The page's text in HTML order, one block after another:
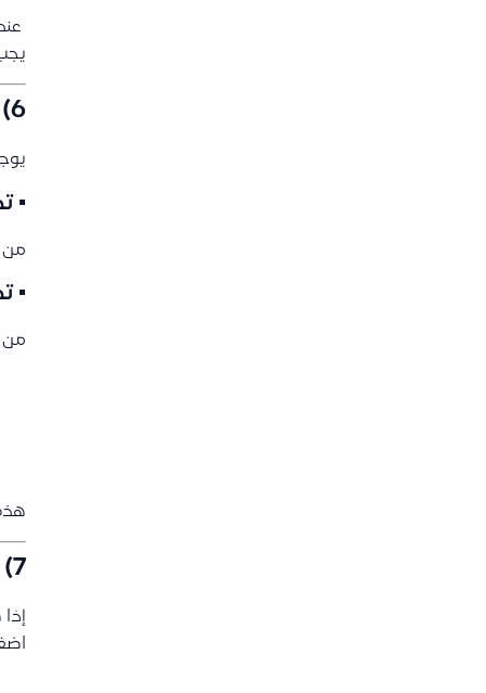
6) تخصيص القيد لموقع أو مشروع
▪
من
▪
من
7) إضافة أكثر من حساب (قيد مركب)